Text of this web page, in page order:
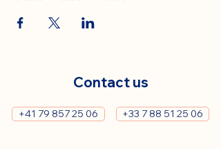
Contact us
+41 79 857 25 06 +33 7 88 51 25 06